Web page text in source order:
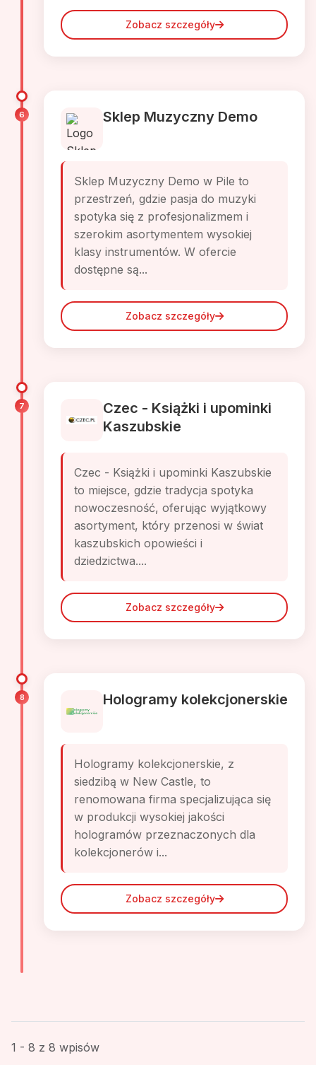
Zobacz szczegóły
6 Sklep Muzyczny Demo
Sklep Muzyczny Demo w Pile to
przestrzeń, gdzie pasja do muzyki
spotyka się z profesjonalizmem i
szerokim asortymentem wysokiej
klasy instrumentów. W ofercie
dostępne są...
Zobacz szczegóły
7
Czec - Książki i upominki
Kaszubskie
Czec - Książki i upominki Kaszubskie
to miejsce, gdzie tradycja spotyka
nowoczesność, oferując wyjątkowy
asortyment, który przenosi w świat
kaszubskich opowieści i
dziedzictwa....
Zobacz szczegóły
8 Hologramy kolekcjonerskie
Hologramy kolekcjonerskie, z
siedzibą w New Castle, to
renomowana firma specjalizująca się
w produkcji wysokiej jakości
hologramów przeznaczonych dla
kolekcjonerów i...
Zobacz szczegóły
1 - 8 z 8 wpisów